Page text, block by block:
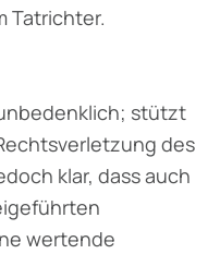
Tatrichter.
stützt
des
klar, dass auch
wertende